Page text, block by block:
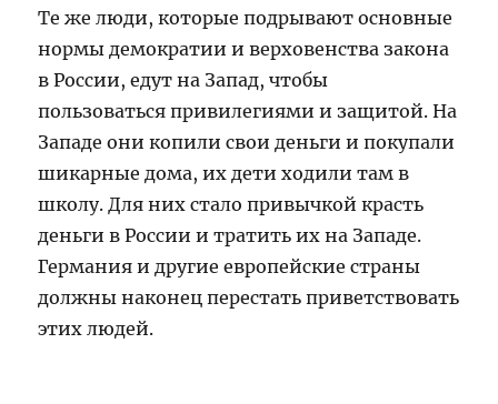
Те же люди, которые подрывают основные
нормы демократии и верховенства закона
в России, едут на Запад, чтобы
пользоваться привилегиями и защитой. На
Западе они копили свои деньги и покупали
шикарные дома, их дети ходили там в
школу. Для них стало привычкой красть
деньги в России и тратить их на Западе.
Германия и другие европейские страны
должны наконец перестать приветствовать
этих людей.